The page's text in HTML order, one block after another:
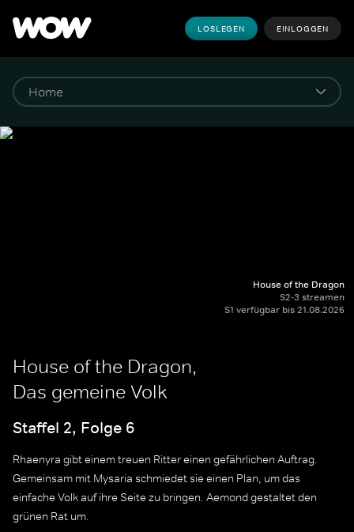
LOSLEGEN EINLOGGEN
House of the Dragon
S2-3 streamen
S1 verfügbar bis 21.08.2026
House of the Dragon,
Das gemeine Volk
Staffel 2, Folge 6
Rhaenyra gibt einem treuen Ritter einen gefährlichen Auftrag.
Gemeinsam mit Mysaria schmiedet sie einen Plan, um das
einfache Volk auf ihre Seite zu bringen. Aemond gestaltet den
grünen Rat um.